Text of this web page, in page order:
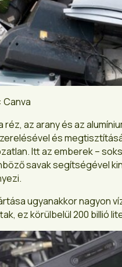
Canva
réz, az arany és az
és
Itt az emberek –
savak segítségével
ugyanakkor nagyon
ez körülbelül 200 billió